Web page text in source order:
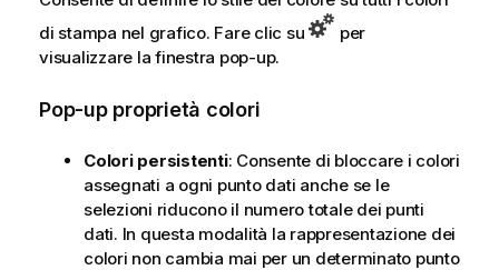
di stampa nel grafico. Fare clic su
per
visualizzare la finestra pop-up.
Pop-up proprietà colori
Colori persistenti: Consente di bloccare i colori
assegnati a ogni punto dati anche se le
selezioni riducono il numero totale dei punti
dati. In questa modalità la rappresentazione dei
colori non cambia mai per un determinato punto